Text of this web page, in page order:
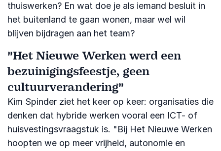
thuiswerken? En wat doe je als iemand besluit in
het buitenland te gaan wonen, maar wel wil
blijven bijdragen aan het team?
"Het Nieuwe Werken werd een
bezuinigingsfeestje, geen
cultuurverandering"
Kim Spinder ziet het keer op keer: organisaties die
denken dat hybride werken vooral een ICT- of
huisvestingsvraagstuk is. "Bij Het Nieuwe Werken
hoopten we op meer vrijheid, autonomie en